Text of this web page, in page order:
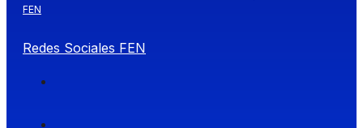
FEN
Redes Sociales FEN